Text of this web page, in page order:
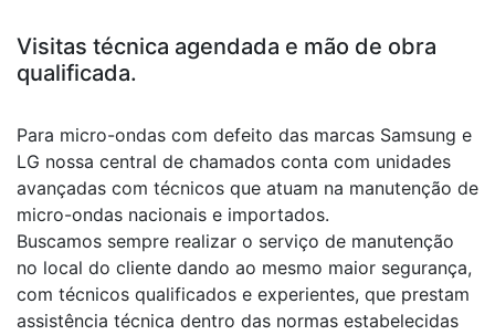
Visitas técnica agendada e mão de obra
qualificada.
Para micro-ondas com defeito das marcas Samsung e
LG nossa central de chamados conta com unidades
avançadas com técnicos que atuam na manutenção de
micro-ondas nacionais e importados.
Buscamos sempre realizar o serviço de manutenção
no local do cliente dando ao mesmo maior segurança,
com técnicos qualificados e experientes, que prestam
assistência técnica dentro das normas estabelecidas